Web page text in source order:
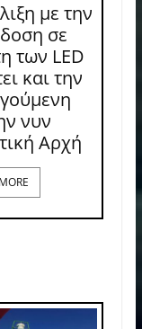
με την
σε
των LED
και την
νυν
Αρχή